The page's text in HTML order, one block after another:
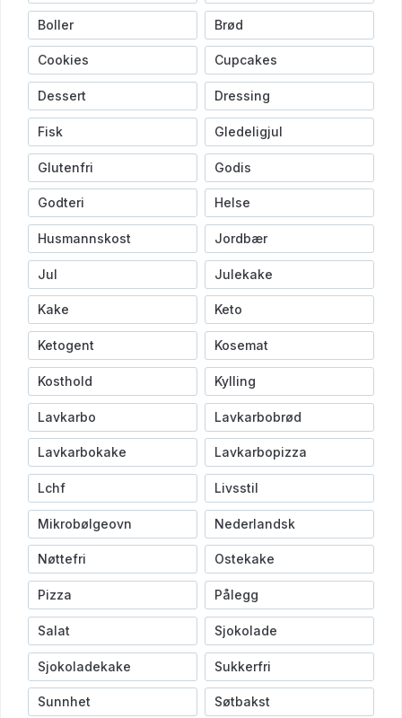
Boller Brød
Cookies Cupcakes
Dessert Dressing
Fisk Gledeligjul
Glutenfri Godis
Godteri Helse
Husmannskost Jordbær
Jul Julekake
Kake Keto
Ketogent Kosemat
Kosthold Kylling
Lavkarbo Lavkarbobrød
Lavkarbokake Lavkarbopizza
Lchf Livsstil
Mikrobølgeovn Nederlandsk
Nøttefri Ostekake
Pizza Pålegg
Salat Sjokolade
Sjokoladekake Sukkerfri
Sunnhet Søtbakst